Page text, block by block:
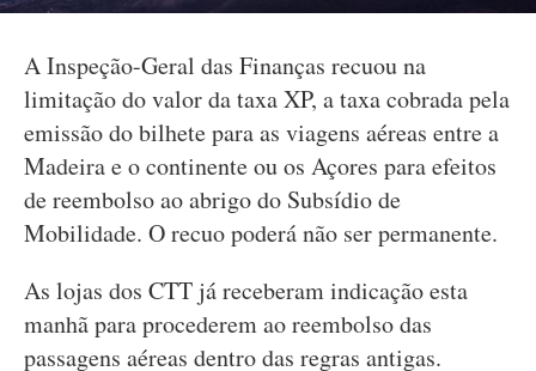
A Inspeção-Geral das Finanças recuou na
limitação do valor da taxa XP, a taxa cobrada pela
emissão do bilhete para as viagens aéreas entre a
Madeira e o continente ou os Açores para efeitos
de reembolso ao abrigo do Subsídio de
Mobilidade. O recuo poderá não ser permanente.
As lojas dos CTT já receberam indicação esta
manhã para procederem ao reembolso das
passagens aéreas dentro das regras antigas.